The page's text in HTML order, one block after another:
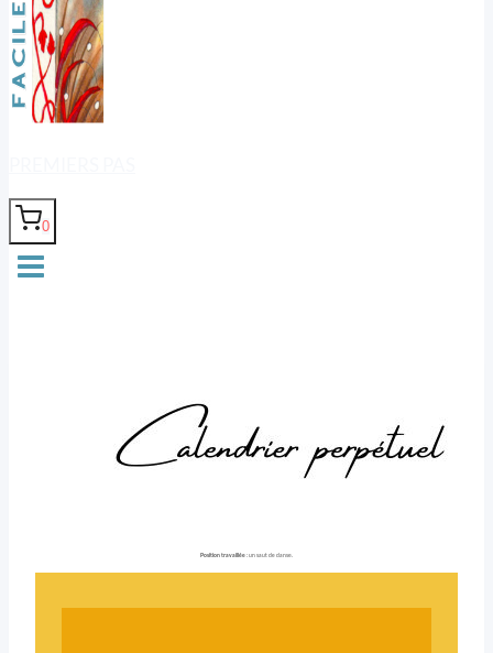
0
Position travaillée: un saut de danse.